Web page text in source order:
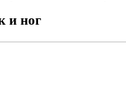
и ног